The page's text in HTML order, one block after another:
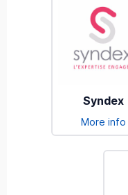
Syndex
More info